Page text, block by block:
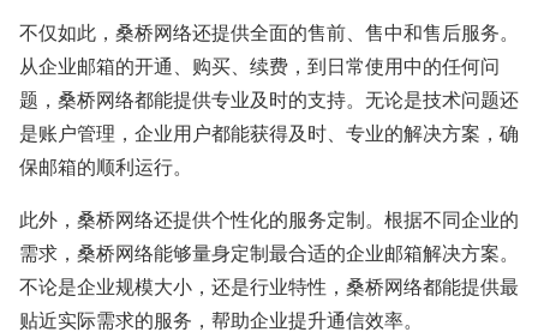
不仅如此，桑桥网络还提供全面的售前、售中和售后服务。
从企业邮箱的开通、购买、续费，到日常使用中的任何问
题，桑桥网络都能提供专业及时的支持。无论是技术问题还
是账户管理，企业用户都能获得及时、专业的解决方案，确
保邮箱的顺利运行。
此外，桑桥网络还提供个性化的服务定制。根据不同企业的
需求，桑桥网络能够量身定制最合适的企业邮箱解决方案。
不论是企业规模大小，还是行业特性，桑桥网络都能提供最
贴近实际需求的服务，帮助企业提升通信效率。